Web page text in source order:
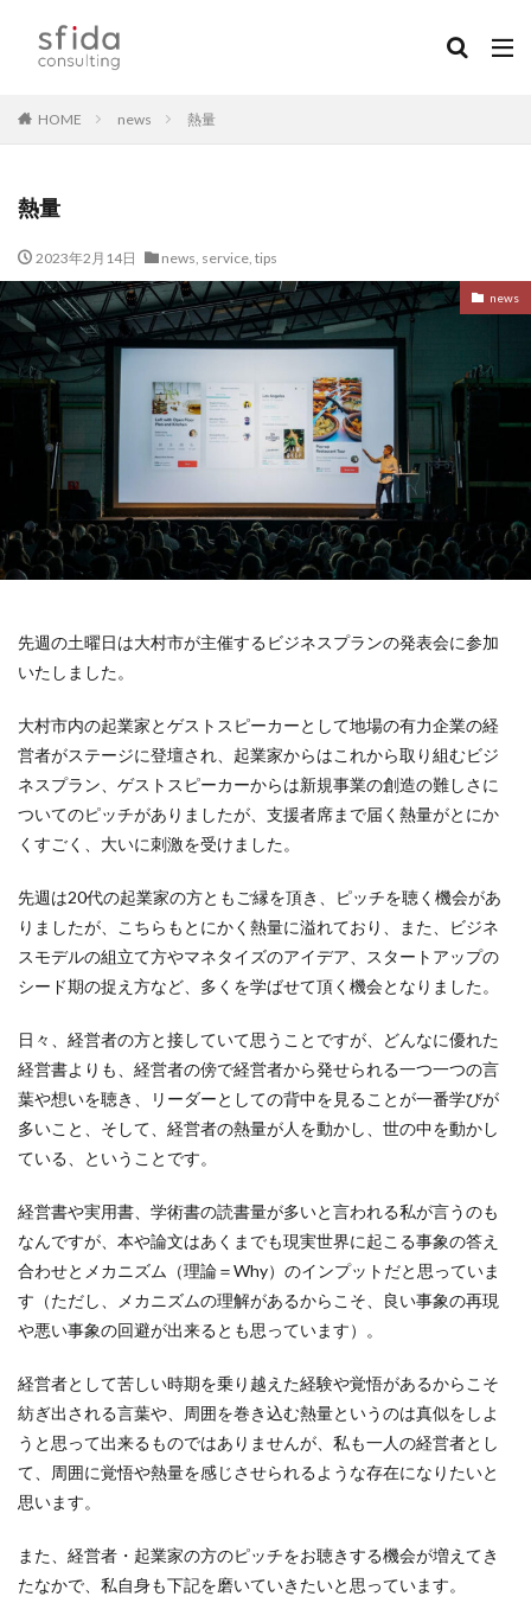
HOME news 熱量
熱量
2023年2月14日 news, service, tips
news
先週の土曜日は大村市が主催するビジネスプランの発表会に参加
いたしました。
大村市内の起業家とゲストスピーカーとして地場の有力企業の経
営者がステージに登壇され、起業家からはこれから取り組むビジ
ネスプラン、ゲストスピーカーからは新規事業の創造の難しさに
ついてのピッチがありましたが、支援者席まで届く熱量がとにか
くすごく、大いに刺激を受けました。
先週は20代の起業家の方ともご縁を頂き、ピッチを聴く機会があ
りましたが、こちらもとにかく熱量に溢れており、また、ビジネ
スモデルの組立て方やマネタイズのアイデア、スタートアップの
シード期の捉え方など、多くを学ばせて頂く機会となりました。
日々、経営者の方と接していて思うことですが、どんなに優れた
経営書よりも、経営者の傍で経営者から発せられる一つ一つの言
葉や想いを聴き、リーダーとしての背中を見ることが一番学びが
多いこと、そして、経営者の熱量が人を動かし、世の中を動かし
ている、ということです。
経営書や実用書、学術書の読書量が多いと言われる私が言うのも
なんですが、本や論文はあくまでも現実世界に起こる事象の答え
合わせとメカニズム（理論＝Why）のインプットだと思っていま
す（ただし、メカニズムの理解があるからこそ、良い事象の再現
や悪い事象の回避が出来るとも思っています）。
経営者として苦しい時期を乗り越えた経験や覚悟があるからこそ
紡ぎ出される言葉や、周囲を巻き込む熱量というのは真似をしよ
うと思って出来るものではありませんが、私も一人の経営者とし
て、周囲に覚悟や熱量を感じさせられるような存在になりたいと
思います。
また、経営者・起業家の方のピッチをお聴きする機会が増えてき
たなかで、私自身も下記を磨いていきたいと思っています。